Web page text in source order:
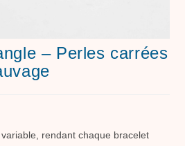
– Perles carrées
rendant chaque bracelet